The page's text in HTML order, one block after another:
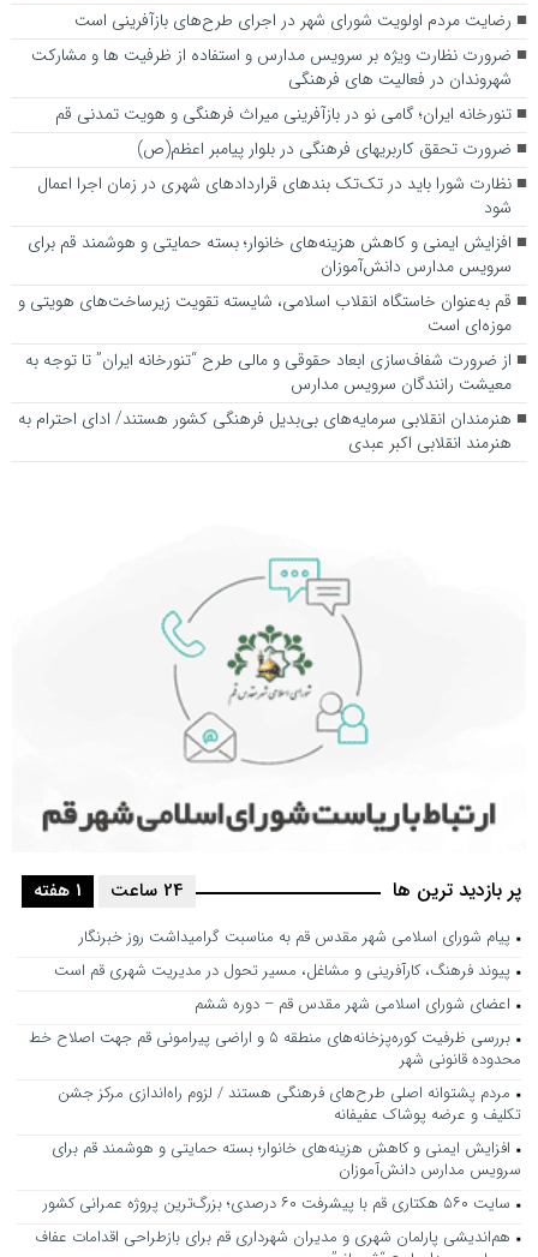
رضایت مردم اولویت شورای شهر در اجرای طرح‌های بازآفرینی است
ضرورت نظارت ویژه بر سرویس مدارس و استفاده از ظرفیت ها و مشارکت
شهروندان در فعالیت های فرهنگی
تنورخانه ایران؛ گامی نو در بازآفرینی میراث فرهنگی و هویت تمدنی قم
ضرورت تحقق کاربری­های فرهنگی در بلوار پیامبر اعظم(ص)
نظارت شورا باید در تک‌تک بندهای قراردادهای شهری در زمان اجرا اعمال
شود
افزایش ایمنی و کاهش هزینه‌های خانوار؛ بسته حمایتی و هوشمند قم برای
سرویس مدارس دانش‌آموزان
قم به‌عنوان خاستگاه انقلاب اسلامی، شایسته تقویت زیرساخت‌های هویتی و
موزه‌ای است
از ضرورت شفاف‌سازی ابعاد حقوقی و مالی طرح “تنورخانه ایران” تا توجه به
معیشت رانندگان سرویس مدارس
هنرمندان انقلابی سرمایه‌های بی‌بدیل فرهنگی کشور هستند/ ادای احترام به
هنرمند انقلابی اکبر عبدی
پر بازدید ترین ها 1 هفته 24 ساعت
پیام شورای اسلامی شهر مقدس قم به مناسبت گرامیداشت روز خبرنگار
پیوند فرهنگ، کارآفرینی و مشاغل، مسیر تحول در مدیریت شهری قم است
اعضای شورای اسلامی شهر مقدس قم – دوره ششم
بررسی ظرفیت کوره‌پزخانه‌های منطقه ۵ و اراضی پیرامونی قم جهت اصلاح خط
محدوده قانونی شهر
مردم پشتوانه اصلی طرح‌های فرهنگی هستند / لزوم راه‌اندازی مرکز جشن
تکلیف و عرضه پوشاک عفیفانه
افزایش ایمنی و کاهش هزینه‌های خانوار؛ بسته حمایتی و هوشمند قم برای
سرویس مدارس دانش‌آموزان
سایت ۵۶۰ هکتاری قم با پیشرفت ۶۰ درصدی؛ بزرگ‌ترین پروژه عمرانی کشور
هم‌اندیشی پارلمان شهری و مدیران شهرداری قم برای بازطراحی اقدامات عفاف